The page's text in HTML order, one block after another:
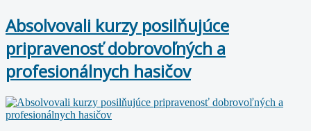
Absolvovali kurzy posilňujúce
pripravenosť dobrovoľných a
profesionálnych hasičov